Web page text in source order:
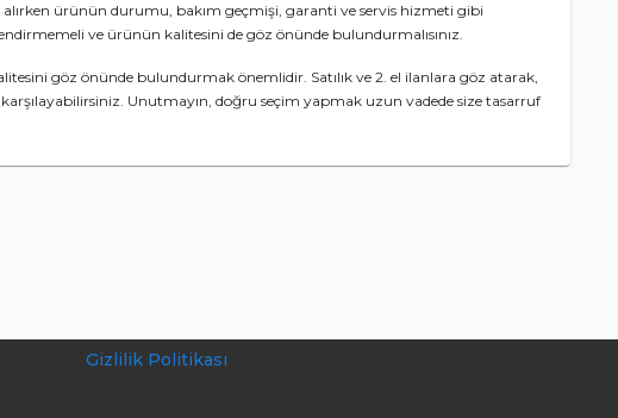
ürünün durumu, bakım geçmişi, garanti ve servis hizmeti gibi
ve ürünün kalitesini de göz önünde bulundurmalısınız.
göz önünde bulundurmak önemlidir. Satılık ve 2. el ilanlara göz atarak,
Unutmayın, doğru seçim yapmak uzun vadede size tasarruf
Gizlilik Politikası